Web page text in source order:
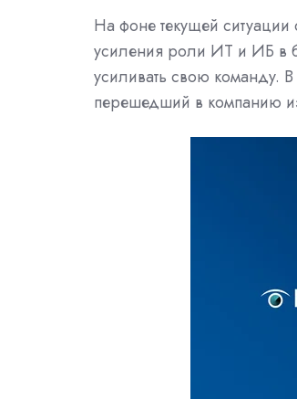
На фоне текущей
усиления роли ИТ и ИБ в
усиливать свою команду.
перешедший в компанию